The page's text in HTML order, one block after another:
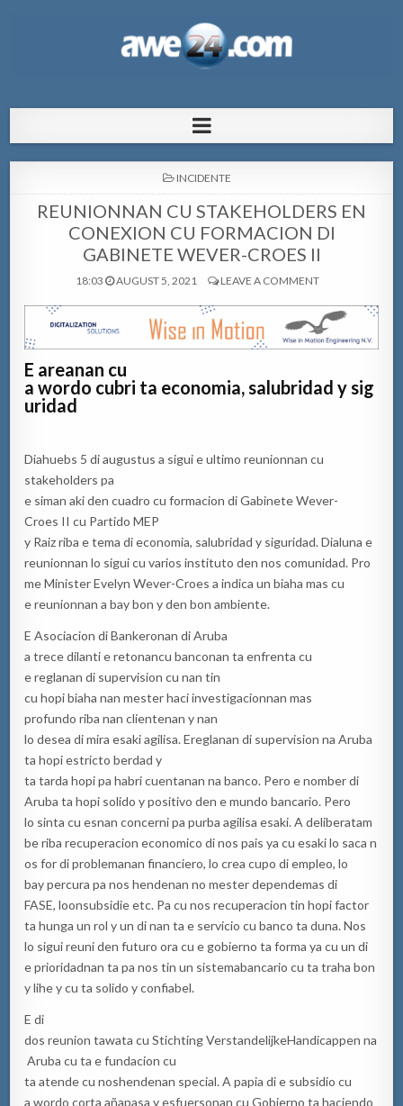
pa Aruba
POSTED
INCIDENTE
REUNIONNAN CU STAKEHOLDERS EN
CONEXION CU FORMACION DI
GABINETE WEVER-CROES II
18:03 AUGUST 5, 2021 LEAVE A COMMENT
E areanan cu
a wordo cubri ta economia, salubridad y sig
uridad
Diahuebs 5 di augustus a sigui e ultimo reunionnan cu
stakeholders pa
e siman aki den cuadro cu formacion di Gabinete Wever-
Croes II cu Partido MEP
y Raiz riba e tema di economia, salubridad y siguridad. Dialuna e
reunionnan lo sigui cu varios instituto den nos comunidad. Pro
me Minister Evelyn Wever-Croes a indica un biaha mas cu
e reunionnan a bay bon y den bon ambiente.
E Asociacion di Bankeronan di Aruba
a trece dilanti e retonancu banconan ta enfrenta cu
e reglanan di supervision cu nan tin
cu hopi biaha nan mester haci investigacionnan mas
profundo riba nan clientenan y nan
lo desea di mira esaki agilisa. Ereglanan di supervision na Aruba
ta hopi estricto berdad y
ta tarda hopi pa habri cuentanan na banco. Pero e nomber di
Aruba ta hopi solido y positivo den e mundo bancario. Pero
lo sinta cu esnan concerni pa purba agilisa esaki. A deliberatam
be riba recuperacion economico di nos pais ya cu esaki lo saca n
os for di problemanan financiero, lo crea cupo di empleo, lo
bay percura pa nos hendenan no mester dependemas di
FASE, loonsubsidie etc. Pa cu nos recuperacion tin hopi factor
ta hunga un rol y un di nan ta e servicio cu banco ta duna. Nos
lo sigui reuni den futuro ora cu e gobierno ta forma ya cu un di
e prioridadnan ta pa nos tin un sistemabancario cu ta traha bon
y lihe y cu ta solido y confiabel.
E di
dos reunion tawata cu Stichting VerstandelijkeHandicappen na
Aruba cu ta e fundacion cu
ta atende cu noshendenan special. A papia di e subsidio cu
a wordo corta añapasa y esfuersonan cu Gobierno ta haciendo